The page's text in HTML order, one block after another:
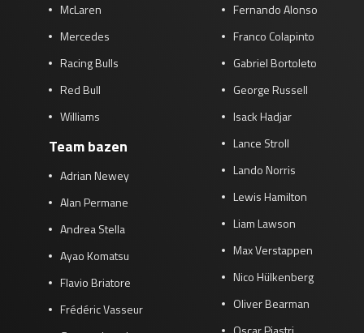
McLaren
Mercedes
Racing Bulls
Red Bull
Williams
Team bazen
Adrian Newey
Alan Permane
Andrea Stella
Ayao Komatsu
Flavio Briatore
Frédéric Vasseur
Fernando Alonso
Franco Colapinto
Gabriel Bortoleto
George Russell
Isack Hadjar
Lance Stroll
Lando Norris
Lewis Hamilton
Liam Lawson
Max Verstappen
Nico Hülkenberg
Oliver Bearman